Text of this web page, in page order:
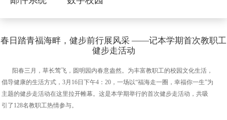
春日踏青福海畔，健步前行展风采 ——记本学期首次教职工
健步走活动
阳春三月，草长莺飞，圆明园内春意盎然。为丰富教职工的校园文化生活，
倡导健康的生活方式，3月16日下午4：20，一场以“福海走一圈，幸福你一生”为
主题的健步走活动在这里拉开帷幕。这是本学期举行的首次健步走活动，共吸
引了128名教职工热情参与。